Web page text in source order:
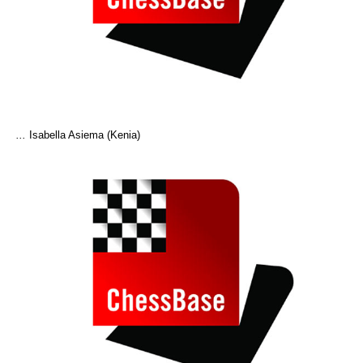
... Isabella Asiema (Kenia)